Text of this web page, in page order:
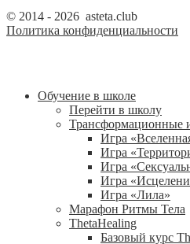
© 2014 - 2026 asteta.club
Политика конфиденциальности
Обучение в школе
Перейти в школу
Трансформационные
Игра
Игра
Игра
Игра
Игра «Лила»
Марафон Ритмы Тела
ThetaHealing
Базовый курс